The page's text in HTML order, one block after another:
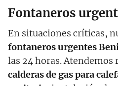
Fontaneros
En situaciones críticas,
fontaneros urgentes
las 24 horas. Atendemos
calderas de gas para